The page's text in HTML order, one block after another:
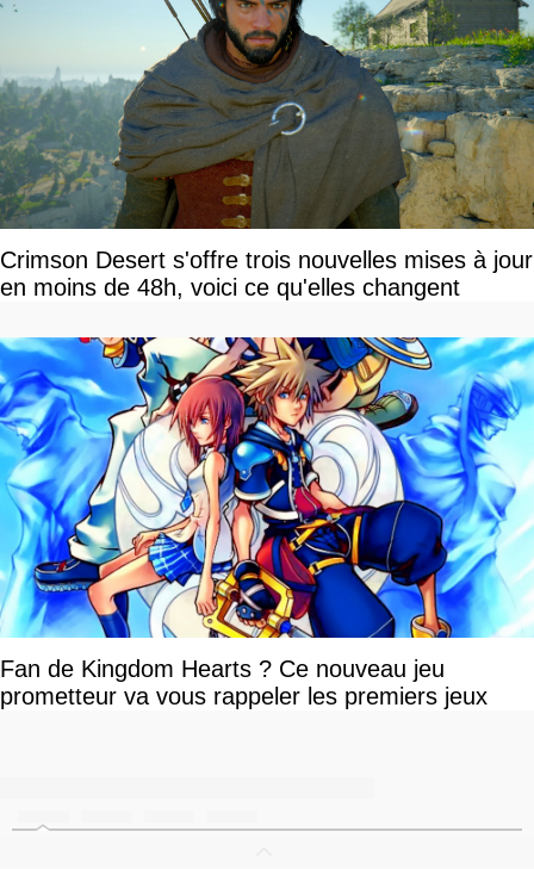
Crimson Desert s'offre trois nouvelles mises à jour
en moins de 48h, voici ce qu'elles changent
Fan de Kingdom Hearts ? Ce nouveau jeu
prometteur va vous rappeler les premiers jeux